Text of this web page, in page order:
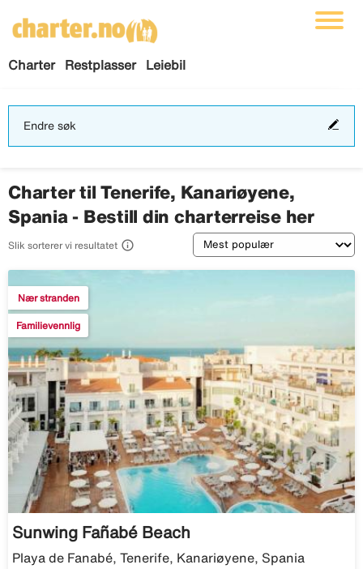
Charter Restplasser Leiebil
Endre søk
Charter til Tenerife, Kanariøyene,
Spania - Bestill din charterreise her
Slik sorterer vi resultatet  Sortering
Nær stranden
Familievennlig
Sunwing Fañabé Beach
Playa de Fanabé, Tenerife, Kanariøyene, Spania